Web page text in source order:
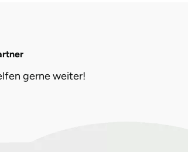
gerne weiter!